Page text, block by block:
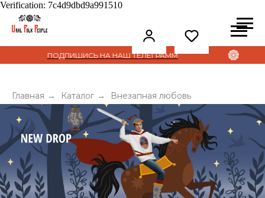
Verification: 7c4d9dbd9a991510
ПОДПИШИСЬ НА НАШ ТЕЛЕГРАММ
Главная → Каталог → Внезапная любовь